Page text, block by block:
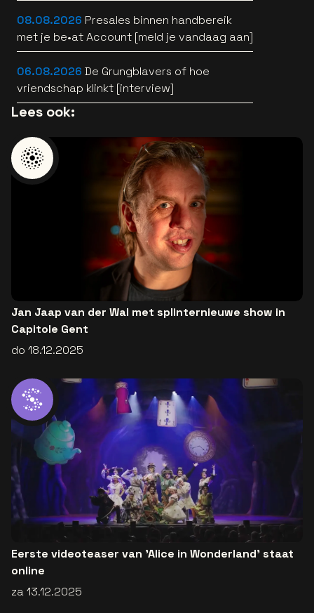
08.08.2026 Presales binnen handbereik
met je be•at Account [meld je vandaag aan]
06.08.2026 De Grungblavers of hoe
vriendschap klinkt [interview]
Lees ook:
Jan Jaap van der Wal met splinternieuwe show in
Capitole Gent
do 18.12.2025
Eerste videoteaser van 'Alice in Wonderland' staat
online
za 13.12.2025